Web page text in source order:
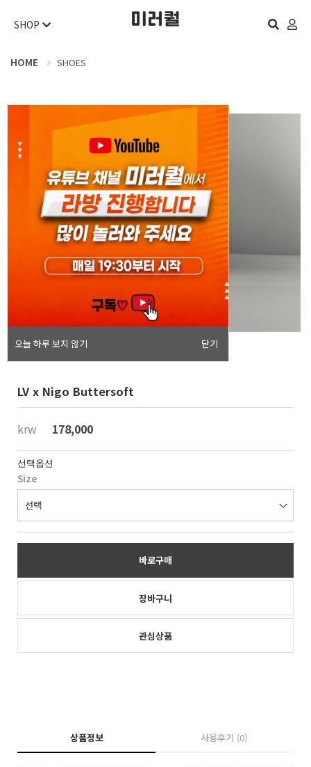
오늘 하루 보지 않기 닫기
SHOP
HOME SHOES
LV x Nigo Buttersoft
krw 178,000
선택옵션
Size
바로구매
장바구니
관심상품
상품정보 사용후기 (0)